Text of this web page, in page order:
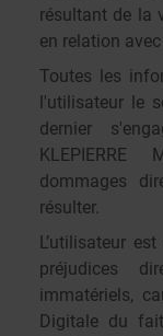
résultant de la
en relation
Toutes les
l'utilisateur le
dernier
KLEPIERRE
dommages
résulter.
L’utilisateur
préjudices
immatériels,
Digitale du